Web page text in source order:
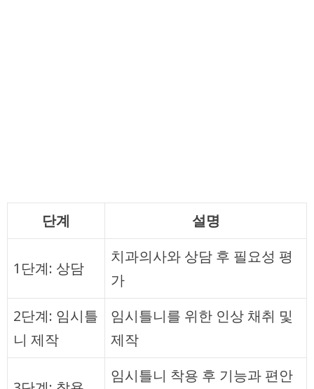
단계 설명
1단계: 상담
치과의사와 상담 후 필요성 평
가
2단계: 임시틀
니 제작
임시틀니를 위한 인상 채취 및
제작
임시틀니 착용 후 기능과 편안